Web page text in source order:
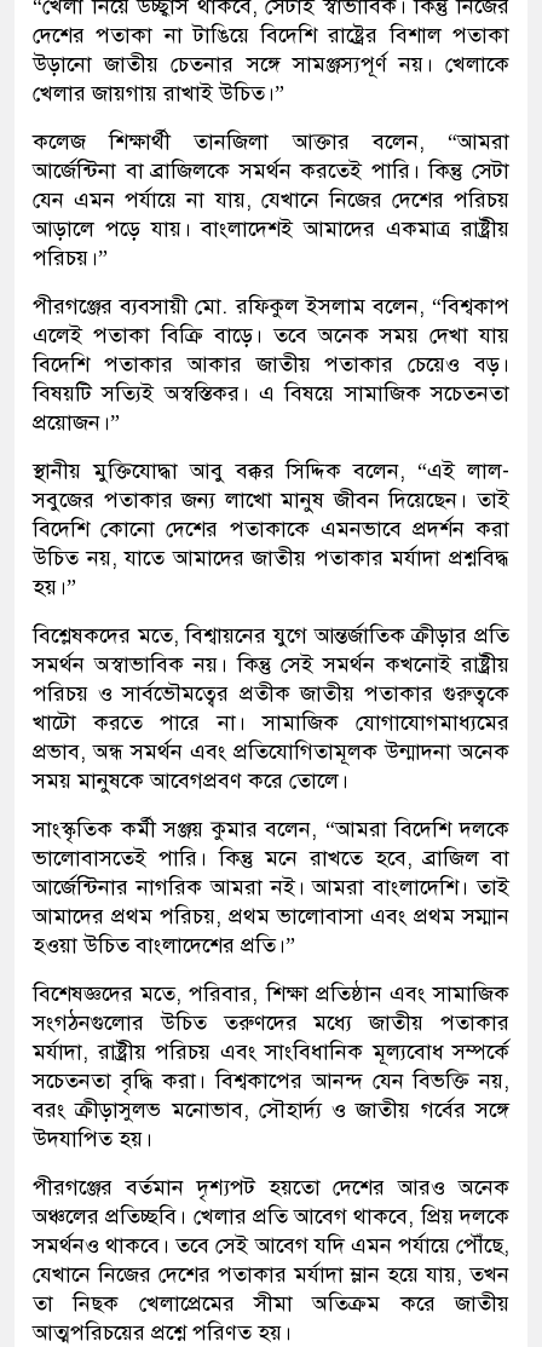
“খেলা নিয়ে উচ্ছ্বাস থাকবে, সেটাই স্বাভাবিক। কিন্তু নিজের
দেশের পতাকা না টাঙিয়ে বিদেশি রাষ্ট্রের বিশাল পতাকা
উড়ানো জাতীয় চেতনার সঙ্গে সামঞ্জস্যপূর্ণ নয়। খেলাকে
খেলার জায়গায় রাখাই উচিত।”
কলেজ শিক্ষার্থী তানজিলা আক্তার বলেন, “আমরা
আর্জেন্টিনা বা ব্রাজিলকে সমর্থন করতেই পারি। কিন্তু সেটা
যেন এমন পর্যায়ে না যায়, যেখানে নিজের দেশের পরিচয়
আড়ালে পড়ে যায়। বাংলাদেশই আমাদের একমাত্র রাষ্ট্রীয়
পরিচয়।”
পীরগঞ্জের ব্যবসায়ী মো. রফিকুল ইসলাম বলেন, “বিশ্বকাপ
এলেই পতাকা বিক্রি বাড়ে। তবে অনেক সময় দেখা যায়
বিদেশি পতাকার আকার জাতীয় পতাকার চেয়েও বড়।
বিষয়টি সত্যিই অস্বস্তিকর। এ বিষয়ে সামাজিক সচেতনতা
প্রয়োজন।”
স্থানীয় মুক্তিযোদ্ধা আবু বক্কর সিদ্দিক বলেন, “এই লাল-
সবুজের পতাকার জন্য লাখো মানুষ জীবন দিয়েছেন। তাই
বিদেশি কোনো দেশের পতাকাকে এমনভাবে প্রদর্শন করা
উচিত নয়, যাতে আমাদের জাতীয় পতাকার মর্যাদা প্রশ্নবিদ্ধ
হয়।”
বিশ্লেষকদের মতে, বিশ্বায়নের যুগে আন্তর্জাতিক ক্রীড়ার প্রতি
সমর্থন অস্বাভাবিক নয়। কিন্তু সেই সমর্থন কখনোই রাষ্ট্রীয়
পরিচয় ও সার্বভৌমত্বের প্রতীক জাতীয় পতাকার গুরুত্বকে
খাটো করতে পারে না। সামাজিক যোগাযোগমাধ্যমের
প্রভাব, অন্ধ সমর্থন এবং প্রতিযোগিতামূলক উন্মাদনা অনেক
সময় মানুষকে আবেগপ্রবণ করে তোলে।
সাংস্কৃতিক কর্মী সঞ্জয় কুমার বলেন, “আমরা বিদেশি দলকে
ভালোবাসতেই পারি। কিন্তু মনে রাখতে হবে, ব্রাজিল বা
আর্জেন্টিনার নাগরিক আমরা নই। আমরা বাংলাদেশি। তাই
আমাদের প্রথম পরিচয়, প্রথম ভালোবাসা এবং প্রথম সম্মান
হওয়া উচিত বাংলাদেশের প্রতি।”
বিশেষজ্ঞদের মতে, পরিবার, শিক্ষা প্রতিষ্ঠান এবং সামাজিক
সংগঠনগুলোর উচিত তরুণদের মধ্যে জাতীয় পতাকার
মর্যাদা, রাষ্ট্রীয় পরিচয় এবং সাংবিধানিক মূল্যবোধ সম্পর্কে
সচেতনতা বৃদ্ধি করা। বিশ্বকাপের আনন্দ যেন বিভক্তি নয়,
বরং ক্রীড়াসুলভ মনোভাব, সৌহার্দ্য ও জাতীয় গর্বের সঙ্গে
উদযাপিত হয়।
পীরগঞ্জের বর্তমান দৃশ্যপট হয়তো দেশের আরও অনেক
অঞ্চলের প্রতিচ্ছবি। খেলার প্রতি আবেগ থাকবে, প্রিয় দলকে
সমর্থনও থাকবে। তবে সেই আবেগ যদি এমন পর্যায়ে পৌঁছে,
যেখানে নিজের দেশের পতাকার মর্যাদা ম্লান হয়ে যায়, তখন
তা নিছক খেলাপ্রেমের সীমা অতিক্রম করে জাতীয়
আত্মপরিচয়ের প্রশ্নে পরিণত হয়।